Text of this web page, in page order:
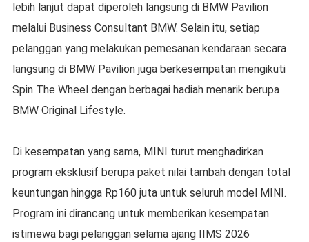
lebih lanjut dapat diperoleh langsung di BMW Pavilion
melalui Business Consultant BMW. Selain itu, setiap
pelanggan yang melakukan pemesanan kendaraan secara
langsung di BMW Pavilion juga berkesempatan mengikuti
Spin The Wheel dengan berbagai hadiah menarik berupa
BMW Original Lifestyle.
Di kesempatan yang sama, MINI turut menghadirkan
program eksklusif berupa paket nilai tambah dengan total
keuntungan hingga Rp160 juta untuk seluruh model MINI.
Program ini dirancang untuk memberikan kesempatan
istimewa bagi pelanggan selama ajang IIMS 2026